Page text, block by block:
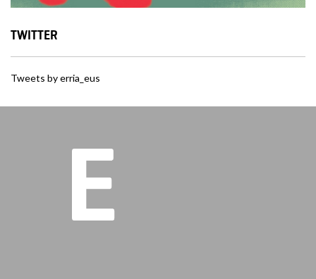
TWITTER
Tweets by erria_eus